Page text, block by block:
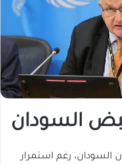
السودان
السودان، رغم استمرار